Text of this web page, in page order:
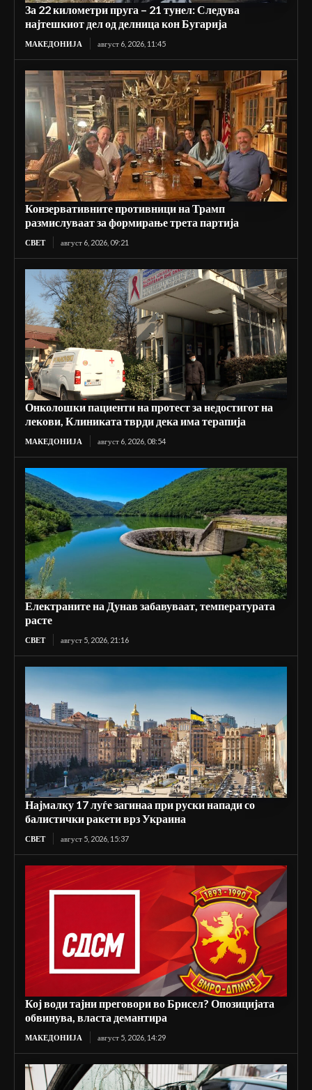
За 22 километри пруга – 21 тунел: Следува
најтешкиот дел од делница кон Бугарија
МАКЕДОНИЈА август 6, 2026, 11:45
Конзервативните противници на Трамп
размислуваат за формирање трета партија
СВЕТ август 6, 2026, 09:21
Онколошки пациенти на протест за недостигот на
лекови, Клиниката тврди дека има терапија
МАКЕДОНИЈА август 6, 2026, 08:54
Електраните на Дунав забавуваат, температурата
расте
СВЕТ август 5, 2026, 21:16
Најмалку 17 луѓе загинаа при руски напади со
балистички ракети врз Украина
СВЕТ август 5, 2026, 15:37
Кој води тајни преговори во Брисел? Опозицијата
обвинува, власта демантира
МАКЕДОНИЈА август 5, 2026, 14:29